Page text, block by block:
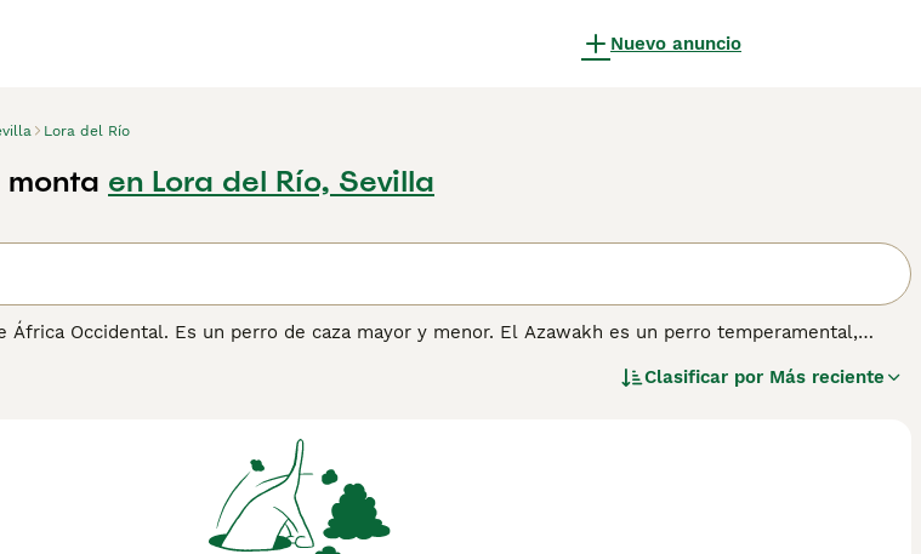
Nuevo anuncio
Lora del Río
en Lora del Río, Sevilla
África Occidental. Es un perro de caza mayor y menor. El Azawakh es un perro temperamental,
Clasificar por Más reciente